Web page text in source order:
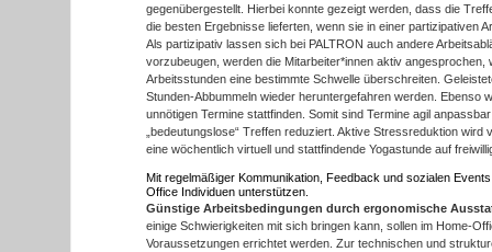
gegenübergestellt. Hierbei konnte gezeigt werden, dass die
die besten Ergebnisse lieferten, wenn sie in einer partizipativen
Als partizipativ lassen sich bei PALTRON auch andere
vorzubeugen, werden die Mitarbeiter*innen aktiv angesprochen,
Arbeitsstunden eine bestimmte Schwelle überschreiten.
Stunden-Abbummeln wieder heruntergefahren werden. Ebenso
unnötigen Termine stattfinden. Somit sind Termine agil
„bedeutungslose“ Treffen reduziert. Aktive Stressreduktion
eine wöchentlich virtuell und stattfindende Yogastunde auf
Mit regelmäßiger Kommunikation, Feedback und sozialen
Office Individuen unterstützen.
Günstige Arbeitsbedingungen durch ergonomische
einige Schwierigkeiten mit sich bringen kann, sollen im Home-
Voraussetzungen errichtet werden. Zur technischen und